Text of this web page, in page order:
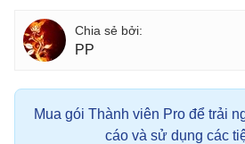
PP
Mua gói Thành viên Pro để trải
cáo và sử dụng các